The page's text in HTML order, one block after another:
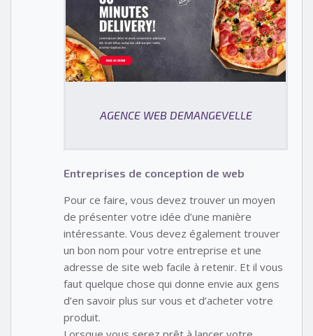
AGENCE WEB DEMANGEVELLE
Entreprises de conception de web
Pour ce faire, vous devez trouver un moyen
de présenter votre idée d’une manière
intéressante. Vous devez également trouver
un bon nom pour votre entreprise et une
adresse de site web facile à retenir. Et il vous
faut quelque chose qui donne envie aux gens
d’en savoir plus sur vous et d’acheter votre
produit.